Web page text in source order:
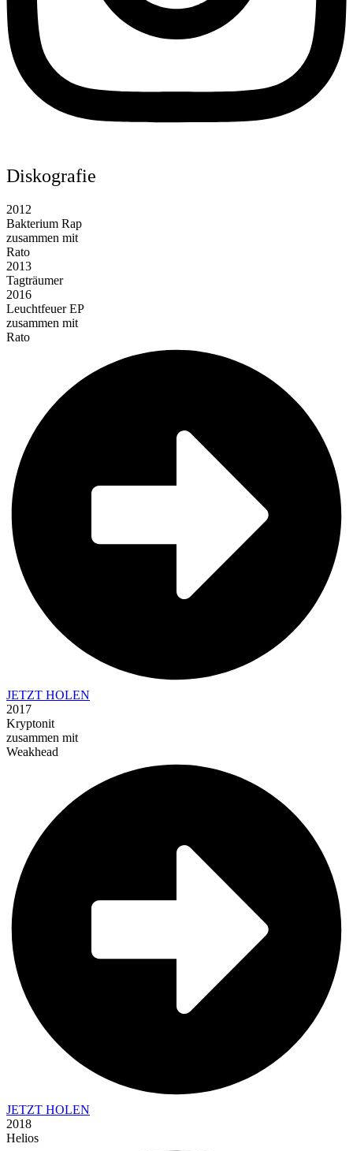
Diskografie
2012
Bakterium Rap
zusammen mit
Rato
2013
Tagträumer
2016
Leuchtfeuer EP
zusammen mit
Rato
JETZT HOLEN
2017
Kryptonit
zusammen mit
Weakhead
JETZT HOLEN
2018
Helios